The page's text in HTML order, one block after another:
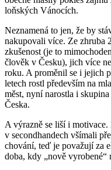
loňských Vánocích.
Neznamená to jen, že by
nakupovali více. Ze zhruba
zkušenost (je to
člověk v Česku), jich více
roku. A proměnil se i jejich
letech rostl především na
měst, nyní narostla i
Česka.
A výrazně se liší i
v secondhandech všímali
chování, teď je považují za
doba, kdy „nově vyrobené“